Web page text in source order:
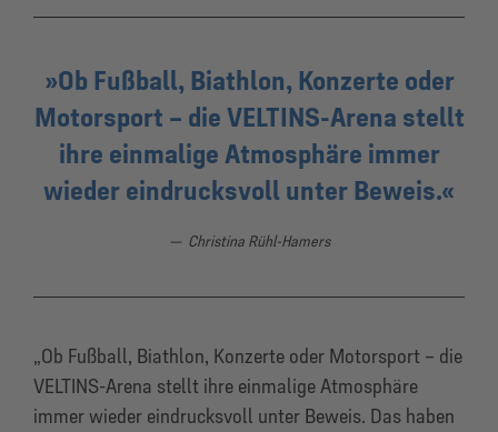
Ob Fußball, Biathlon, Konzerte oder
Motorsport – die VELTINS-Arena stellt
ihre einmalige Atmosphäre immer
wieder eindrucksvoll unter Beweis.
Christina Rühl-Hamers
„Ob Fußball, Biathlon, Konzerte oder Motorsport – die
VELTINS-Arena stellt ihre einmalige Atmosphäre
immer wieder eindrucksvoll unter Beweis. Das haben